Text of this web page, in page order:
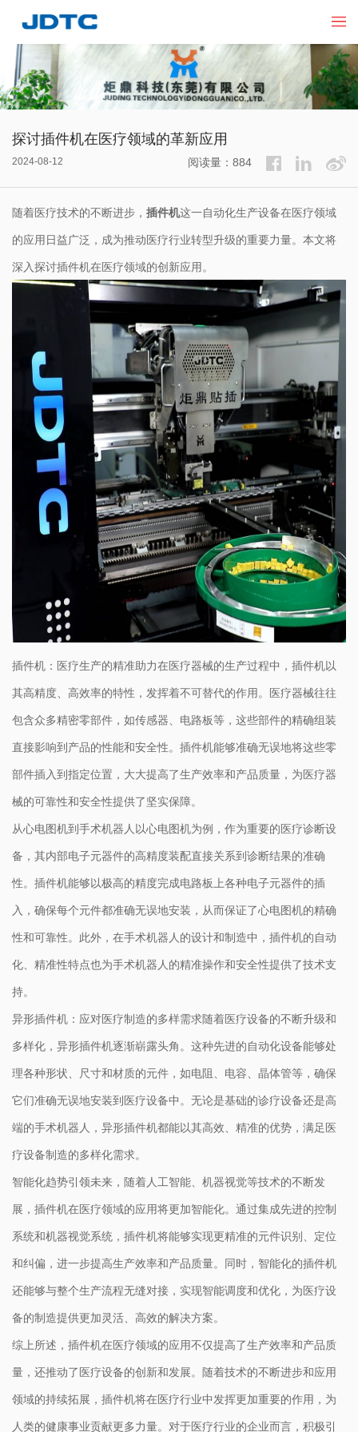
探讨插件机在医疗领域的革新应用
2024-08-12 阅读量：884
随着医疗技术的不断进步， 插件机这一自动化生产设备在医疗领域
的应用日益广泛，成为推动医疗行业转型升级的重要力量。本文将
深入探讨插件机在医疗领域的创新应用。
插件机：医疗生产的精准助力在医疗器械的生产过程中，插件机以
其高精度、高效率的特性，发挥着不可替代的作用。医疗器械往往
包含众多精密零部件，如传感器、电路板等，这些部件的精确组装
直接影响到产品的性能和安全性。插件机能够准确无误地将这些零
部件插入到指定位置，大大提高了生产效率和产品质量，为医疗器
械的可靠性和安全性提供了坚实保障。
从心电图机到手术机器人以心电图机为例，作为重要的医疗诊断设
备，其内部电子元器件的高精度装配直接关系到诊断结果的准确
性。插件机能够以极高的精度完成电路板上各种电子元器件的插
入，确保每个元件都准确无误地安装，从而保证了心电图机的精确
性和可靠性。此外，在手术机器人的设计和制造中，插件机的自动
化、精准性特点也为手术机器人的精准操作和安全性提供了技术支
持。
异形插件机：应对医疗制造的多样需求随着医疗设备的不断升级和
多样化，异形插件机逐渐崭露头角。这种先进的自动化设备能够处
理各种形状、尺寸和材质的元件，如电阻、电容、晶体管等，确保
它们准确无误地安装到医疗设备中。无论是基础的诊疗设备还是高
端的手术机器人，异形插件机都能以其高效、精准的优势，满足医
疗设备制造的多样化需求。
智能化趋势引领未来，随着人工智能、机器视觉等技术的不断发
展，插件机在医疗领域的应用将更加智能化。通过集成先进的控制
系统和机器视觉系统，插件机将能够实现更精准的元件识别、定位
和纠偏，进一步提高生产效率和产品质量。同时，智能化的插件机
还能够与整个生产流程无缝对接，实现智能调度和优化，为医疗设
备的制造提供更加灵活、高效的解决方案。
综上所述，插件机在医疗领域的应用不仅提高了生产效率和产品质
量，还推动了医疗设备的创新和发展。随着技术的不断进步和应用
领域的持续拓展，插件机将在医疗行业中发挥更加重要的作用，为
人类的健康事业贡献更多力量。对于医疗行业的企业而言，积极引